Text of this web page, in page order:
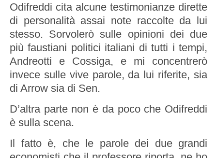
Odifreddi cita alcune testimonianze dirette
di personalità assai note raccolte da lui
stesso. Sorvolerò sulle opinioni dei due
più faustiani politici italiani di tutti i tempi,
Andreotti e Cossiga, e mi concentrerò
invece sulle vive parole, da lui riferite, sia
di Arrow sia di Sen.
D’altra parte non è da poco che Odifreddi
è sulla scena.
Il fatto è, che le parole dei due grandi